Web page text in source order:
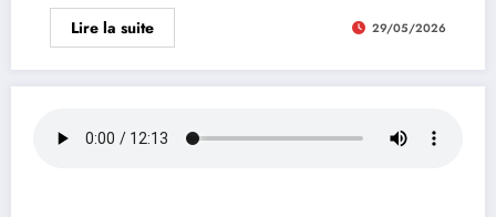
Lire la suite 29/05/2026